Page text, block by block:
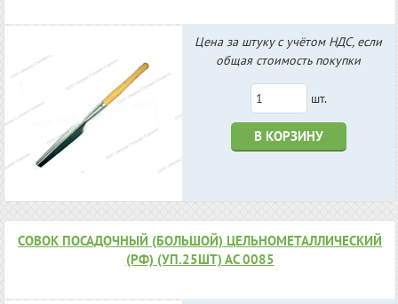
Цена за штуку с учётом НДС, если
общая стоимость покупки
шт.
В КОРЗИНУ
СОВОК ПОСАДОЧНЫЙ (БОЛЬШОЙ) ЦЕЛЬНОМЕТАЛЛИЧЕСКИЙ
(РФ) (УП.25ШТ) АС 0085